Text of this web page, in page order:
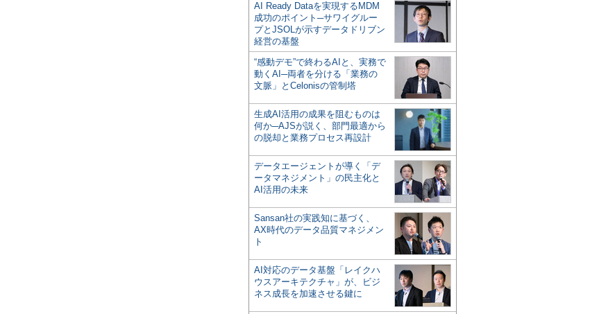
AI Ready Dataを実現するMDM
成功のポイント─サワイグルー
プとJSOLが示すデータドリブン
経営の基盤
“感動デモ”で終わるAIと、実務で
動くAI─両者を分ける「業務の
文脈」とCelonisの管制塔
生成AI活用の成果を阻むものは
何か─AJSが説く、部門最適から
の脱却と業務プロセス再設計
データエージェントが導く「デ
ータマネジメント」の民主化と
AI活用の未来
Sansan社の実践知に基づく、
AX時代のデータ品質マネジメン
ト
AI対応のデータ基盤「レイクハ
ウスアーキテクチャ」が、ビジ
ネス成長を加速させる鍵に